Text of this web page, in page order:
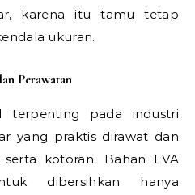
karena itu tamu tetap
ukuran.
Perawatan
terpenting pada industri
yang praktis dirawat dan
kotoran. Bahan EVA
dibersihkan hanya